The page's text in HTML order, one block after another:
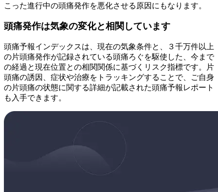
こった進行中の頭痛発作を悪化させる原因にもなります。
頭痛発作は気象の変化と相関しています
頭痛予報インデックスは、現在の気象条件と、３千万件以上
の片頭痛発作が記録されている頭痛ろぐを駆使した、今まで
の経過と現在位置との相関関係に基づくリスク指標です。片
頭痛の誘因、症状や治療をトラッキングすることで、ご自身
の片頭痛の状態に関する詳細が記載された頭痛予報レポート
も入手できます。